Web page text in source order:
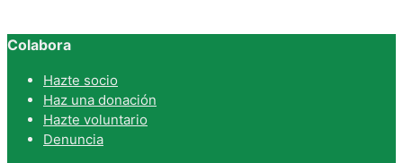
Colabora
Hazte socio
Haz una donación
Hazte voluntario
Denuncia